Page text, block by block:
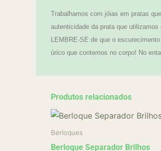
Trabalhamos com jóias em pratas
autenticidade da prata que
LEMBRE-SE de que o
úrico que contemos no corpo! No
Produtos relacionados
Berloques
Berloque Separador Brilhos